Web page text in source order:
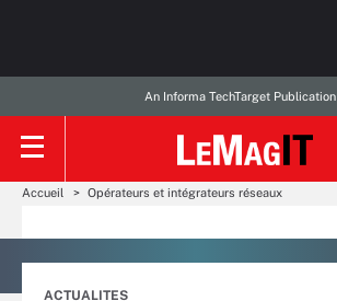
An Informa TechTarget Publication
Accueil Opérateurs et intégrateurs réseaux
ACTUALITES